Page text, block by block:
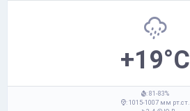
+19°C
: 81-83%
: 1015-1007 мм рт.ст.